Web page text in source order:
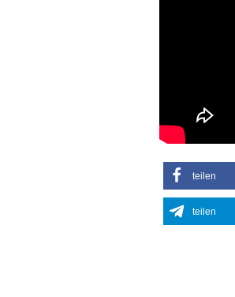
teilen
teilen